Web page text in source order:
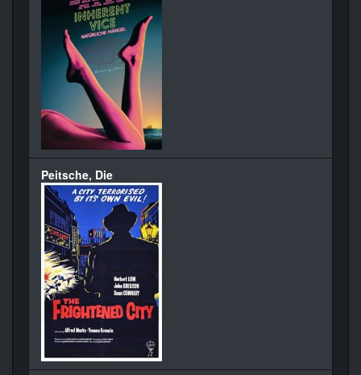
Peitsche, Die